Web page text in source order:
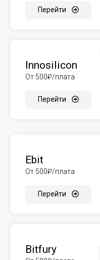
Перейти
Innosilicon
От 500₽/плата
Перейти
Ebit
От 500₽/плата
Перейти
Bitfury